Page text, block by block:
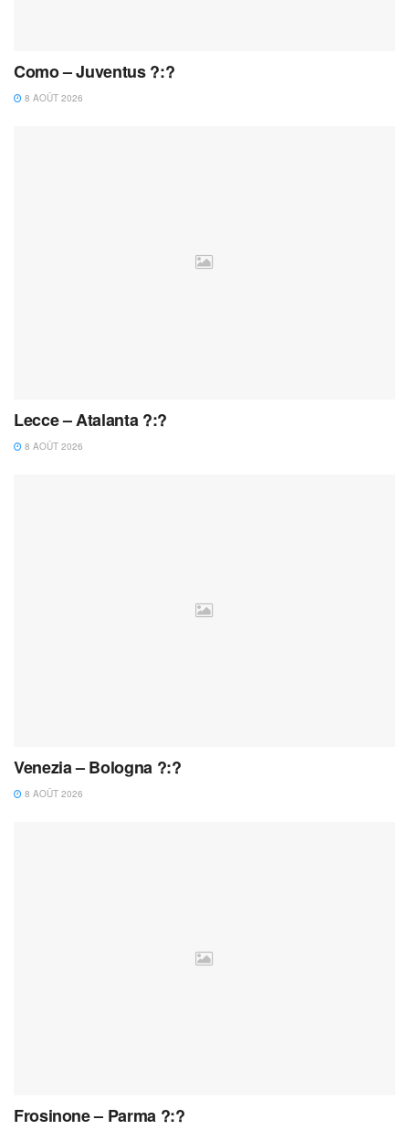
Como – Juventus ?:?
8 AOÛT 2026
Lecce – Atalanta ?:?
8 AOÛT 2026
Venezia – Bologna ?:?
8 AOÛT 2026
Frosinone – Parma ?:?